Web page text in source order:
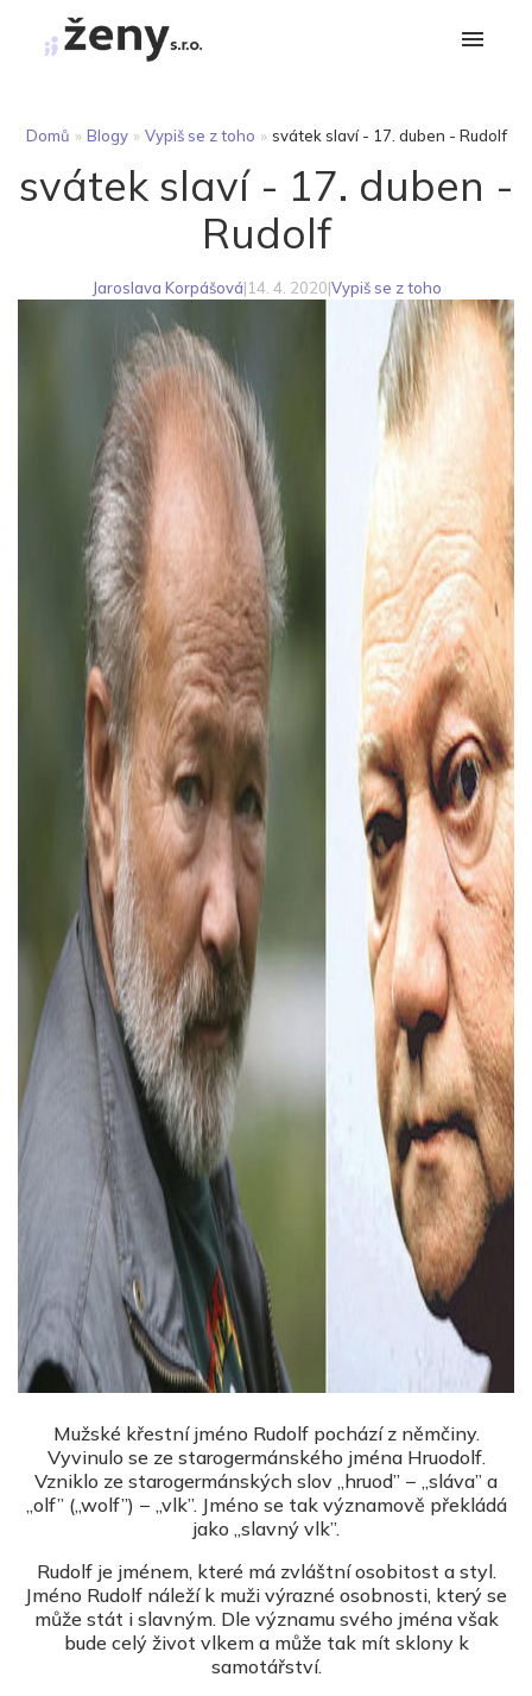
Domů » Blogy » Vypiš se z toho » svátek slaví - 17. duben - Rudolf
svátek slaví - 17. duben -
Rudolf
Jaroslava Korpášová|14. 4. 2020|Vypiš se z toho
Mužské křestní jméno Rudolf pochází z němčiny.
Vyvinulo se ze starogermánského jména Hruodolf.
Vzniklo ze starogermánských slov „hruod” − „sláva” a
„olf” („wolf”) − „vlk”. Jméno se tak významově překládá
jako „slavný vlk”.
Rudolf je jménem, které má zvláštní osobitost a styl.
Jméno Rudolf náleží k muži výrazné osobnosti, který se
může stát i slavným. Dle významu svého jména však
bude celý život vlkem a může tak mít sklony k
samotářství.